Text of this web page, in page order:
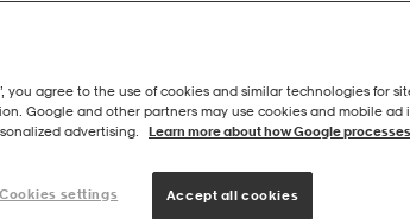
you agree to the use of cookies and similar technologies for
Google and other partners may use cookies and mobile ad
advertising.
Learn more about how Google
Cookies settings Accept all cookies